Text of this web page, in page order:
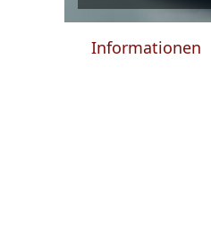
Informationen